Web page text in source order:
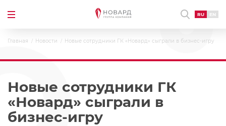
RU EN
Главная Новости Новые сотрудники ГК «Новард» сыграли в бизнес-игру
Новые сотрудники ГК
«Новард» сыграли в
бизнес-игру